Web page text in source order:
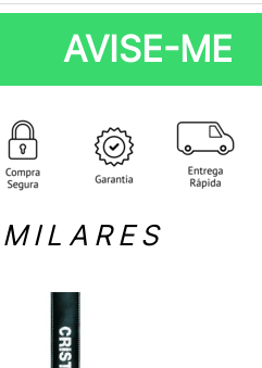
AVISE-ME